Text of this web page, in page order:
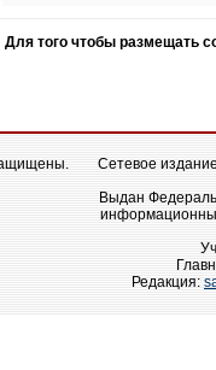
Для того чтобы размещать
Сетевое
Выдан
Редакция: